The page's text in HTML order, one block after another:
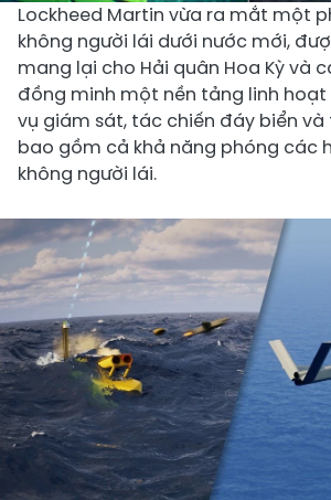
Lockheed Martin vừa ra mắt một
không người lái dưới nước mới,
mang lại cho Hải quân Hoa Kỳ và
đồng minh một nền tảng linh
vụ giám sát, tác chiến đáy biển và
bao gồm cả khả năng phóng các
không người lái.